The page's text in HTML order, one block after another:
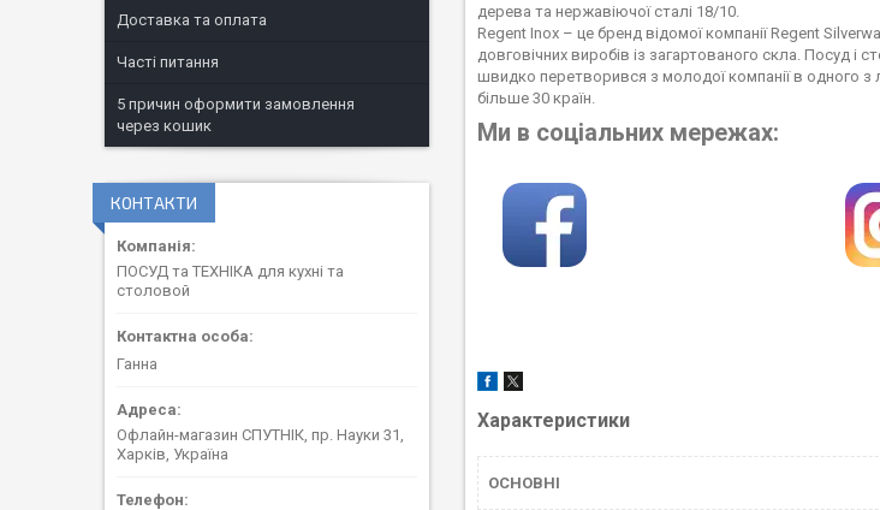
дерева та нержавіючої сталі 18/10.
Regent Inox – це бренд відомої компанії Regent
довговічних виробів із загартованого скла. Посуд і
швидко перетворився з молодої компанії в одного з
більше 30 країн.
Ми в соціальних мережах:
Характеристики
ОСНОВНІ
Доставка та оплата
Часті питання
5 причин оформити замовлення
через кошик
КОНТАКТИ
ПОСУД та ТЕХНІКА для кухні та
столовой
Ганна
Офлайн-магазин СПУТНІК, пр. Науки 31,
Харків, Україна